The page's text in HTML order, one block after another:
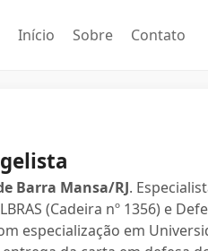
Início Sobre Contato
Barra Mansa/RJ.
(Cadeira nº 1356) e
especialização em